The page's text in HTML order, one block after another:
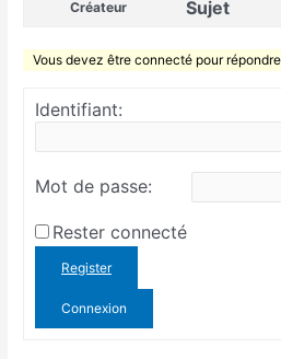
Créateur Sujet
Vous devez être connecté pour
Identifiant:
Mot de passe:
Rester connecté
Register
Connexion